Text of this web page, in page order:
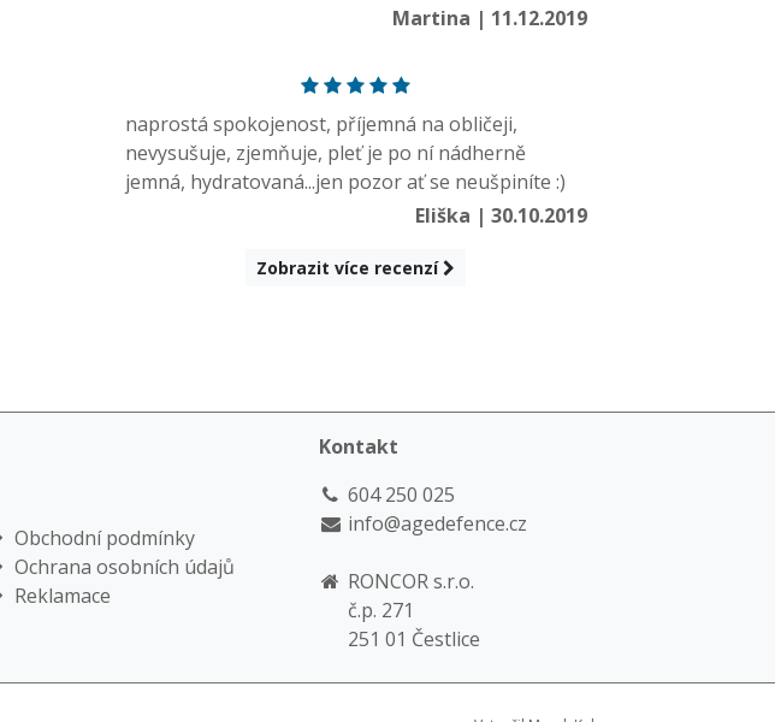
Martina | 11.12.2019
naprostá spokojenost, příjemná na obličeji,
nevysušuje, zjemňuje, pleť je po ní nádherně
jemná, hydratovaná...jen pozor ať se neušpiníte :)
Eliška | 30.10.2019
Zobrazit více recenzí
Obchodní podmínky
Ochrana osobních údajů
Reklamace
Kontakt
604 250 025
info@agedefence.cz
RONCOR s.r.o.
č.p. 271
251 01 Čestlice